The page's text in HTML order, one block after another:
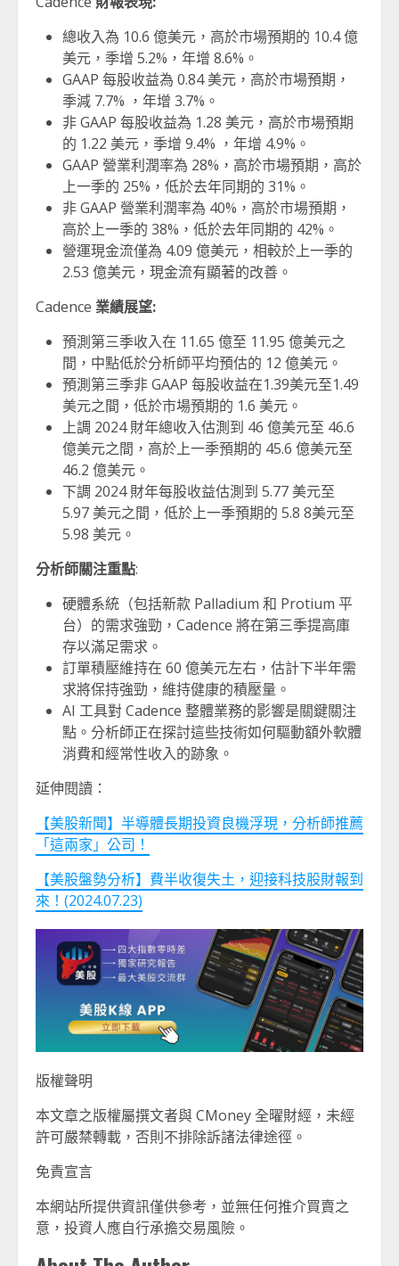
總收入為 10.6 億美元，高於市場預期的 10.4 億
美元，季增 5.2%，年增 8.6%。
GAAP 每股收益為 0.84 美元，高於市場預期，
季減 7.7% ，年增 3.7%。
非 GAAP 每股收益為 1.28 美元，高於市場預期
的 1.22 美元，季增 9.4% ，年增 4.9%。
GAAP 營業利潤率為 28%，高於市場預期，高於
上一季的 25%，低於去年同期的 31%。
非 GAAP 營業利潤率為 40%，高於市場預期，
高於上一季的 38%，低於去年同期的 42%。
營運現金流僅為 4.09 億美元，相較於上一季的
2.53 億美元，現金流有顯著的改善。
Cadence 業績展望:
預測第三季收入在 11.65 億至 11.95 億美元之
間，中點低於分析師平均預估的 12 億美元。
預測第三季非 GAAP 每股收益在1.39美元至1.49
美元之間，低於市場預期的 1.6 美元。
上調 2024 財年總收入估測到 46 億美元至 46.6
億美元之間，高於上一季預期的 45.6 億美元至
46.2 億美元。
下調 2024 財年每股收益估測到 5.77 美元至
5.97 美元之間，低於上一季預期的 5.8 8美元至
5.98 美元。
分析師關注重點:
硬體系統（包括新款 Palladium 和 Protium 平
台）的需求強勁，Cadence 將在第三季提高庫
存以滿足需求。
訂單積壓維持在 60 億美元左右，估計下半年需
求將保持強勁，維持健康的積壓量。
AI 工具對 Cadence 整體業務的影響是關鍵關注
點。分析師正在探討這些技術如何驅動額外軟體
消費和經常性收入的跡象。
延伸閱讀：
【美股新聞】半導體長期投資良機浮現，分析師推薦
「這兩家」公司！
【美股盤勢分析】費半收復失土，迎接科技股財報到
來！(2024.07.23)
版權聲明
本文章之版權屬撰文者與 CMoney 全曜財經，未經
許可嚴禁轉載，否則不排除訴諸法律途徑。
免責宣言
本網站所提供資訊僅供參考，並無任何推介買賣之
意，投資人應自行承擔交易風險。